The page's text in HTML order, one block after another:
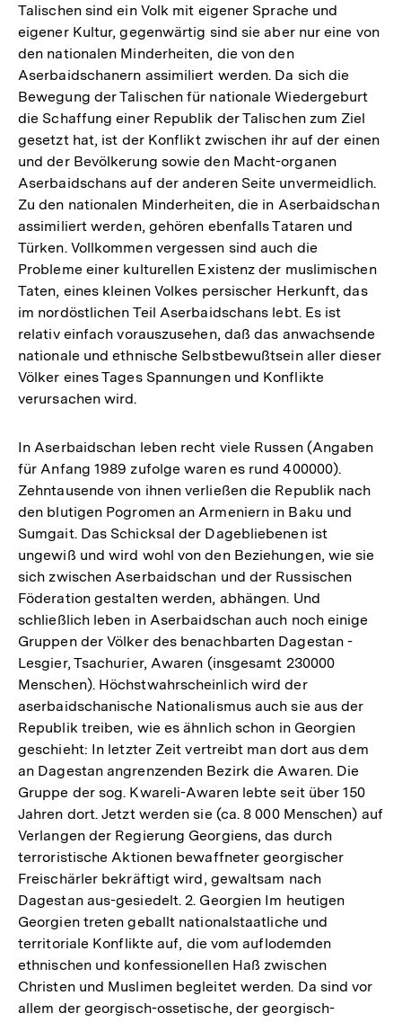
Talischen sind ein Volk mit eigener Sprache und
eigener Kultur, gegenwärtig sind sie aber nur eine von
den nationalen Minderheiten, die von den
Aserbaidschanern assimiliert werden. Da sich die
Bewegung der Talischen für nationale Wiedergeburt
die Schaffung einer Republik der Talischen zum Ziel
gesetzt hat, ist der Konflikt zwischen ihr auf der einen
und der Bevölkerung sowie den Macht-organen
Aserbaidschans auf der anderen Seite unvermeidlich.
Zu den nationalen Minderheiten, die in Aserbaidschan
assimiliert werden, gehören ebenfalls Tataren und
Türken. Vollkommen vergessen sind auch die
Probleme einer kulturellen Existenz der muslimischen
Taten, eines kleinen Volkes persischer Herkunft, das
im nordöstlichen Teil Aserbaidschans lebt. Es ist
relativ einfach vorauszusehen, daß das anwachsende
nationale und ethnische Selbstbewußtsein aller dieser
Völker eines Tages Spannungen und Konflikte
verursachen wird.
In Aserbaidschan leben recht viele Russen (Angaben
für Anfang 1989 zufolge waren es rund 400000).
Zehntausende von ihnen verließen die Republik nach
den blutigen Pogromen an Armeniern in Baku und
Sumgait. Das Schicksal der Dagebliebenen ist
ungewiß und wird wohl von den Beziehungen, wie sie
sich zwischen Aserbaidschan und der Russischen
Föderation gestalten werden, abhängen. Und
schließlich leben in Aserbaidschan auch noch einige
Gruppen der Völker des benachbarten Dagestan -
Lesgier, Tsachurier, Awaren (insgesamt 230000
Menschen). Höchstwahrscheinlich wird der
aserbaidschanische Nationalismus auch sie aus der
Republik treiben, wie es ähnlich schon in Georgien
geschieht: In letzter Zeit vertreibt man dort aus dem
an Dagestan angrenzenden Bezirk die Awaren. Die
Gruppe der sog. Kwareli-Awaren lebte seit über 150
Jahren dort. Jetzt werden sie (ca. 8 000 Menschen) auf
Verlangen der Regierung Georgiens, das durch
terroristische Aktionen bewaffneter georgischer
Freischärler bekräftigt wird, gewaltsam nach
Dagestan aus-gesiedelt. 2. Georgien Im heutigen
Georgien treten geballt nationalstaatliche und
territoriale Konflikte auf, die vom auflodemden
ethnischen und konfessionellen Haß zwischen
Christen und Muslimen begleitet werden. Da sind vor
allem der georgisch-ossetische, der georgisch-